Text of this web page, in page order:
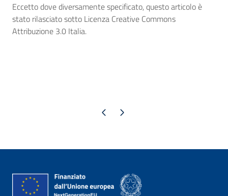
Eccetto dove diversamente specificato, questo articolo è
stato rilasciato sotto Licenza Creative Commons
Attribuzione 3.0 Italia.
Pagina precedente
Pagina successiva